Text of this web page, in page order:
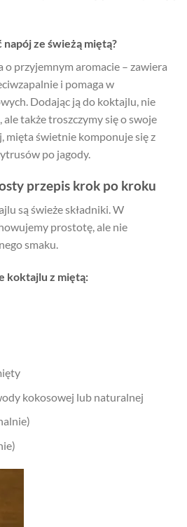
ze świeżą miętą?
przyjemnym aromacie – zawiera
i pomaga w
Dodając ją do koktajlu, nie
także troszczymy się o swoje
mięta świetnie komponuje się z
po jagody.
przepis krok po kroku
są świeże składniki. W
prostotę, ale nie
smaku.
koktajlu z miętą:
kokosowej lub naturalnej